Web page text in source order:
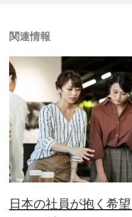
関連情報
日本の社員が抱く希